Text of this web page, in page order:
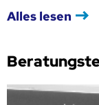
Alles lesen